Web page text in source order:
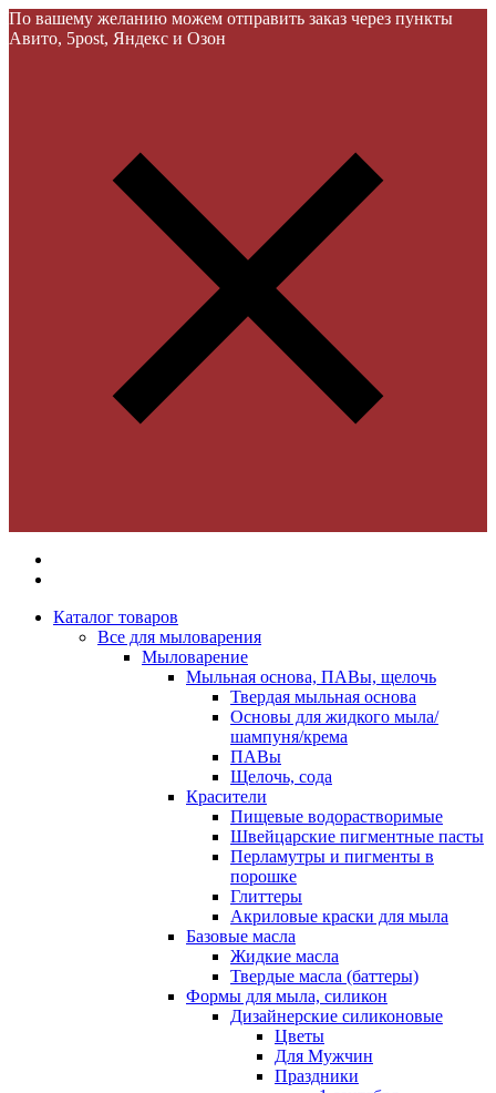
По вашему желанию можем отправить заказ через пункты
Авито, 5post, Яндекс и Озон
Каталог товаров
Все для мыловарения
Мыловарение
Мыльная основа, ПАВы, щелочь
Твердая мыльная основа
Основы для жидкого мыла/
шампуня/крема
ПАВы
Щелочь, сода
Красители
Пищевые водорастворимые
Швейцарские пигментные пасты
Перламутры и пигменты в
порошке
Глиттеры
Акриловые краски для мыла
Базовые масла
Жидкие масла
Твердые масла (баттеры)
Формы для мыла, силикон
Дизайнерские силиконовые
Цветы
Для Мужчин
Праздники